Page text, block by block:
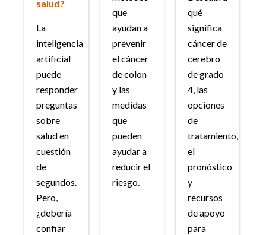
salud?
La
inteligencia
artificial
puede
responder
preguntas
sobre
salud en
cuestión
de
segundos.
Pero,
¿debería
confiar
que
ayudan a
prevenir
el cáncer
de colon
y las
medidas
que
pueden
ayudar a
reducir el
riesgo.
qué
significa
cáncer de
cerebro
de grado
4, las
opciones
de
tratamiento,
el
pronóstico
y
recursos
de apoyo
para